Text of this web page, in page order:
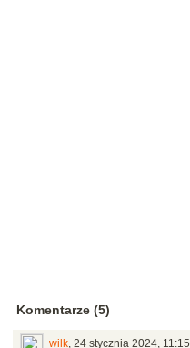
Komentarze (5)
wilk, 24 stycznia 2024, 11:15